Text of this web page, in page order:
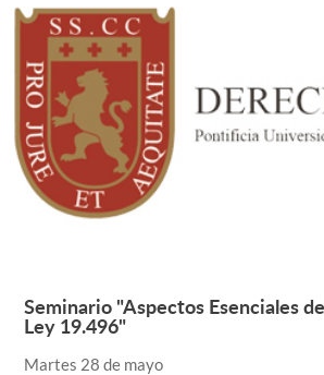
Seminario "Aspectos Esenciales
Ley 19.496"
Martes 28 de mayo